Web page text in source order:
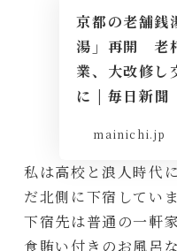
京都の老舗銭
湯」再開 老
業、大改修し
に | 毎日新聞
mainichi.jp
私は高校と浪人時代
だ北側に下宿していま
下宿先は普通の一軒
食賄い付きのお風呂な